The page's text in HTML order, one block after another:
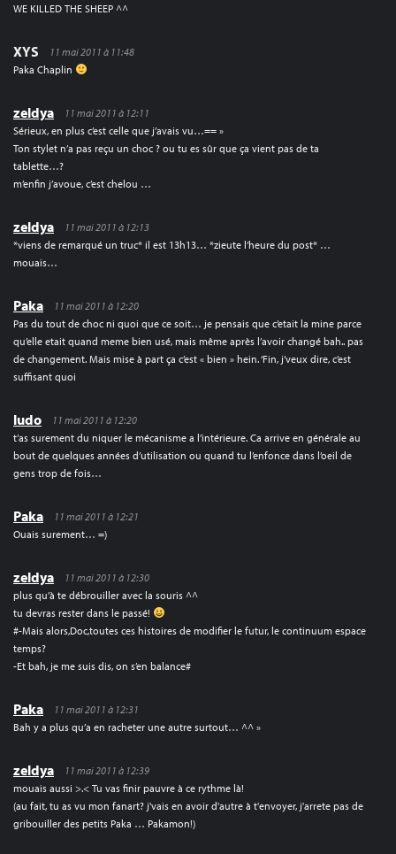
WE KILLED THE SHEEP ^^
XYS
11 mai 2011 à 11:48
Paka Chaplin
zeldya
11 mai 2011 à 12:11
Sérieux, en plus c’est celle que j’avais vu…== »
Ton stylet n’a pas reçu un choc ? ou tu es sûr que ça vient pas de ta
tablette…?
m’enfin j’avoue, c’est chelou …
zeldya
11 mai 2011 à 12:13
*viens de remarqué un truc* il est 13h13… *zieute l’heure du post* …
mouais…
Paka
11 mai 2011 à 12:20
Pas du tout de choc ni quoi que ce soit… je pensais que c’etait la mine parce
qu’elle etait quand meme bien usé, mais même après l’avoir changé bah.. pas
de changement. Mais mise à part ça c’est « bien » hein. ‘Fin, j’veux dire, c’est
suffisant quoi
ludo
11 mai 2011 à 12:20
t’as surement du niquer le mécanisme a l’intérieure. Ca arrive en générale au
bout de quelques années d’utilisation ou quand tu l’enfonce dans l’oeil de
gens trop de fois…
Paka
11 mai 2011 à 12:21
Ouais surement… =)
zeldya
11 mai 2011 à 12:30
plus qu’à te débrouiller avec la souris ^^
tu devras rester dans le passé!
#-Mais alors,Doc,toutes ces histoires de modifier le futur, le continuum espace
temps?
-Et bah, je me suis dis, on s’en balance#
Paka
11 mai 2011 à 12:31
Bah y a plus qu’a en racheter une autre surtout… ^^ »
zeldya
11 mai 2011 à 12:39
mouais aussi >.< Tu vas finir pauvre à ce rythme là!
(au fait, tu as vu mon fanart? j'vais en avoir d'autre à t'envoyer, j'arrete pas de
gribouiller des petits Paka … Pakamon!)